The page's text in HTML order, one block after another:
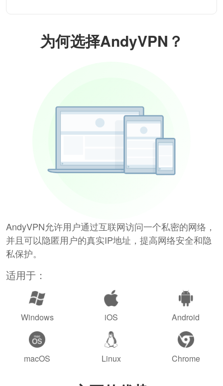
为何选择AndyVPN？
AndyVPN允许用户通过互联网访问一个私密的网络，
并且可以隐匿用户的真实IP地址，提高网络安全和隐
私保护。
适用于：
Windows iOS Android
macOS Linux Chrome